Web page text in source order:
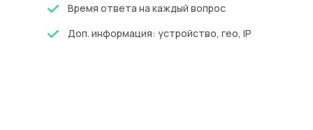
Доп. информация: устройство, гео, IP
Время ответа на каждый вопрос